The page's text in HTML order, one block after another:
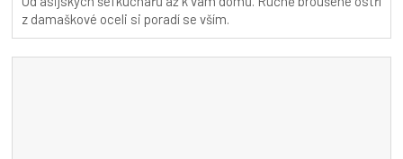
5,0
z damaškové oceli si poradí se vším.